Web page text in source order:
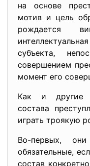
на основе
мотив и цель
рождается
субъекта,
совершением
момент его
Как и другие
состава
играть троякую
Во-первых,
обязательные,
состав